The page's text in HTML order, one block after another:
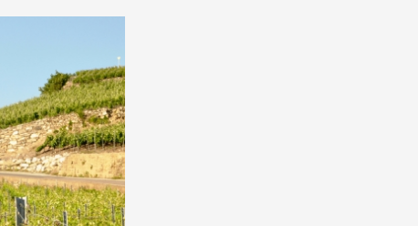
Lire et/ou s'inscrire à la newsletter